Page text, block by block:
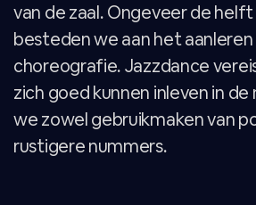
van de zaal. Ongeveer de helft
besteden we aan het aanleren
choreografie. Jazzdance
zich goed kunnen inleven in
we zowel gebruikmaken van
rustigere nummers.